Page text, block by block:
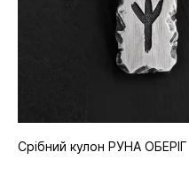
Срібний кулон РУНА